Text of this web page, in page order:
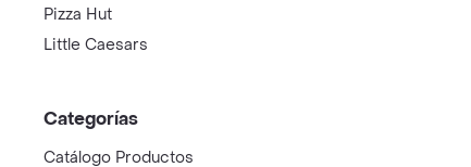
Pizza Hut
Little Caesars
Categorías
Catálogo Productos